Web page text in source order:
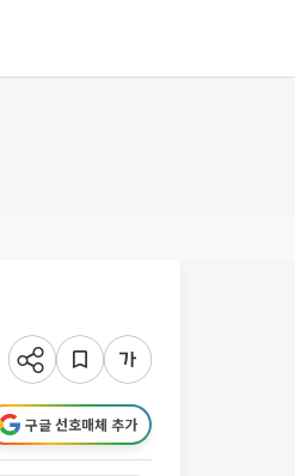
구글 선호매체 추가